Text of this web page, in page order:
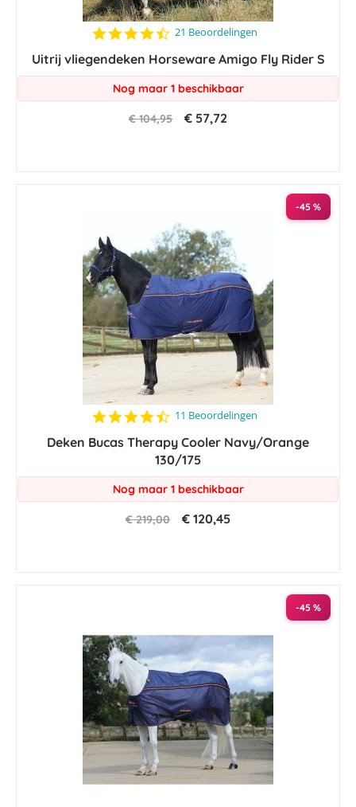
4.4
rating
21 Beoordelingen
Uitrij vliegendeken Horseware Amigo Fly Rider S
Nog maar 1 beschikbaar
€ 104,95 € 57,72
-45 %
4.4
rating
11 Beoordelingen
Deken Bucas Therapy Cooler Navy/Orange
130/175
Nog maar 1 beschikbaar
€ 219,00 € 120,45
-45 %